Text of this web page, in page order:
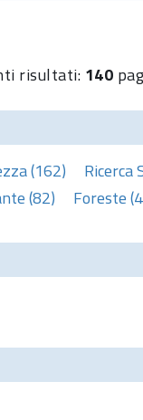
risultati: 140
(162) Ricerca
(82) Foreste